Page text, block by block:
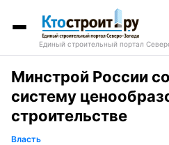
Единый строительный портал
Минстрой России
систему
строительстве
Власть